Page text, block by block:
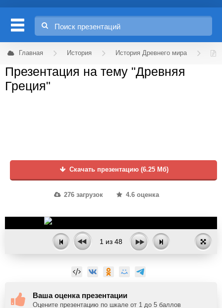
Главная История История Древнего мира
Презентация на тему "Древняя
Греция"
Скачать презентацию (6.25 Мб)
276 загрузок 4.6 оценка
1 из 48
Ваша оценка презентации
Оцените презентацию по шкале от 1 до 5 баллов